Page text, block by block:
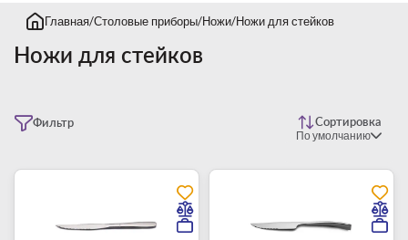
Главная Столовые приборы Ножи Ножи для стейков
Ножи для стейков
Фильтр Сортировка
По умолчанию